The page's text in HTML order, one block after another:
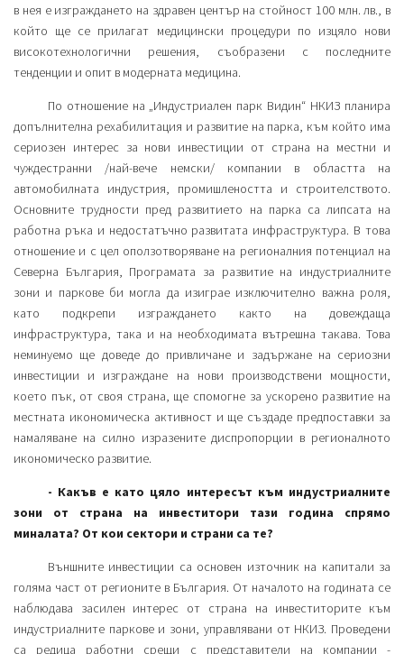
в нея е изграждането на здравен център на стойност 100 млн. лв., в
който ще се прилагат медицински процедури по изцяло нови
високотехнологични решения, съобразени с последните
тенденции и опит в модерната медицина.
По отношение на „Индустриален парк Видин“ НКИЗ планира
допълнителна рехабилитация и развитие на парка, към който има
сериозен интерес за нови инвестиции от страна на местни и
чуждестранни /най-вече немски/ компании в областта на
автомобилната индустрия, промишлеността и строителството.
Основните трудности пред развитието на парка са липсата на
работна ръка и недостатъчно развитата инфраструктура. В това
отношение и с цел оползотворяване на регионалния потенциал на
Северна България, Програмата за развитие на индустриалните
зони и паркове би могла да изиграе изключително важна роля,
като подкрепи изграждането както на довеждаща
инфраструктура, така и на необходимата вътрешна такава. Това
неминуемо ще доведе до привличане и задържане на сериозни
инвестиции и изграждане на нови производствени мощности,
което пък, от своя страна, ще спомогне за ускорено развитие на
местната икономическа активност и ще създаде предпоставки за
намаляване на силно изразените диспропорции в регионалното
икономическо развитие.
- Какъв е като цяло интересът към индустриалните
зони от страна на инвеститори тази година спрямо
миналата? От кои сектори и страни са те?
Външните инвестиции са основен източник на капитали за
голяма част от регионите в България. От началото на годината се
наблюдава засилен интерес от страна на инвеститорите към
индустриалните паркове и зони, управлявани от НКИЗ. Проведени
са редица работни срещи с представители на компании -